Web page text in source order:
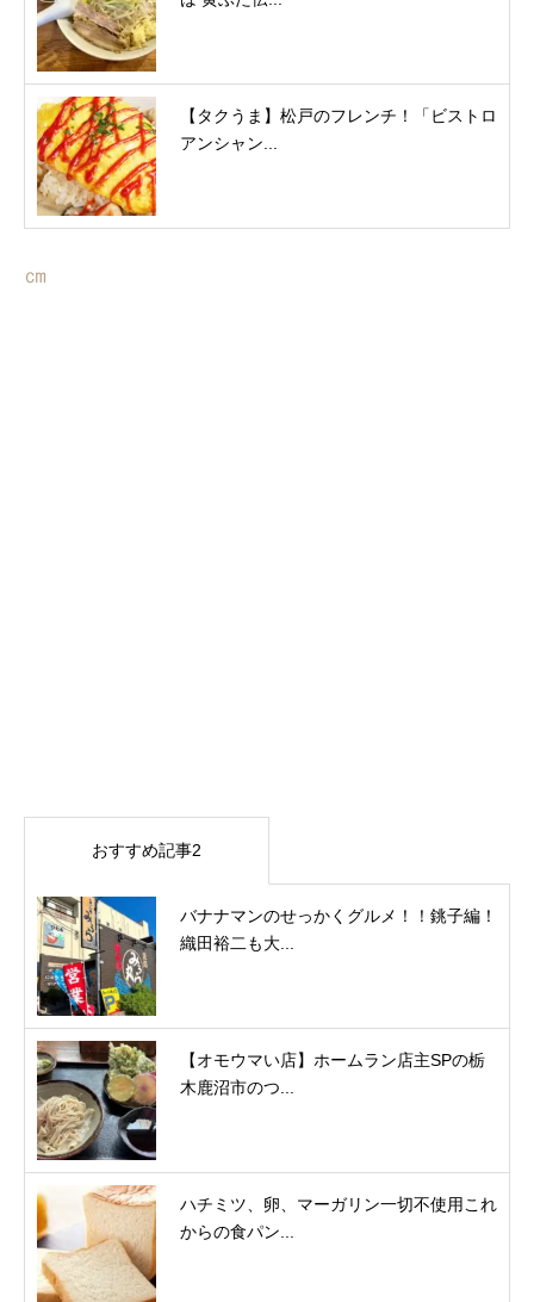
【タクうま】松戸のフレンチ！「ビストロ
アンシャン...
㎝
おすすめ記事2
バナナマンのせっかくグルメ！！銚子編！
織田裕二も大...
【オモウマい店】ホームラン店主SPの栃
木鹿沼市のつ...
ハチミツ、卵、マーガリン一切不使用これ
からの食パン...